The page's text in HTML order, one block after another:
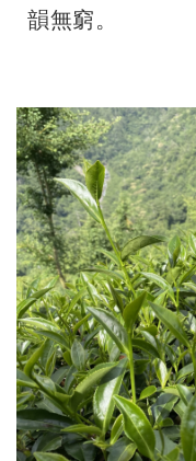
韻無窮。